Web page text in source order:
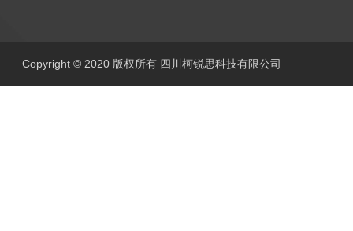
Copyright © 2020 版权所有 四川柯锐思科技有限公司